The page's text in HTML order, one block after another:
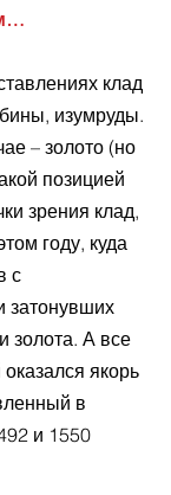
клад
изумруды.
– золото (но
позицией
зрения клад,
году, куда
с
затонувших
золота. А все
якорь
в
и 1550